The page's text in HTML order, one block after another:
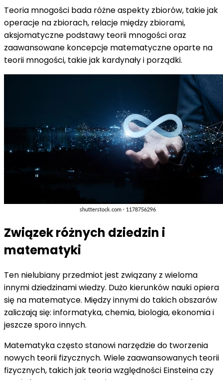
Teoria mnogości bada różne aspekty zbiorów, takie jak
operacje na zbiorach, relacje między zbiorami,
aksjomatyczne podstawy teorii mnogości oraz
zaawansowane koncepcje matematyczne oparte na
teorii mnogości, takie jak kardynały i porządki.
Związek różnych dziedzin i
matematyki
Ten nielubiany przedmiot jest związany z wieloma
innymi dziedzinami wiedzy. Dużo kierunków nauki opiera
się na matematyce. Między innymi do takich obszarów
zaliczają się: informatyka, chemia, biologia, ekonomia i
jeszcze sporo innych.
Matematyka często stanowi narzędzie do tworzenia
nowych teorii fizycznych. Wiele zaawansowanych teorii
fizycznych, takich jak teoria względności Einsteina czy